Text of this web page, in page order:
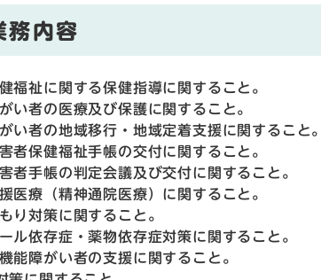
務内容
福祉に関する保健指導に関すること。
い者の医療及び保護に関すること。
い者の地域移行・地域定着支援に関すること。
者保健福祉手帳の交付に関すること。
者手帳の判定会議及び交付に関すること。
医療（精神通院医療）に関すること。
り対策に関すること。
ル依存症・薬物依存症対策に関すること。
能障がい者の支援に関すること。